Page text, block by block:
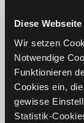
Diese
Wir setzen
Notwendige
Funktionieren
Cookies ein,
gewisse
Statistik-
2025
2023